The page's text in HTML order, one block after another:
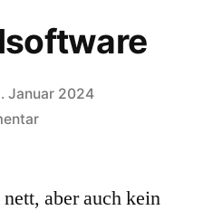
Januar 2024
zu
aber auch kein